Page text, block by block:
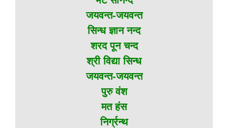
जयवन्त-जयवन्त
सिन्ध ज्ञान नन्द
शरद पून चन्द
श्री विद्या सिन्ध
जयवन्त-जयवन्त
पुरु वंश
मत हंस
निर्ग्रन्थ